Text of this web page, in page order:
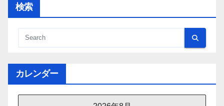
b
o
k
d
検索
カレンダー